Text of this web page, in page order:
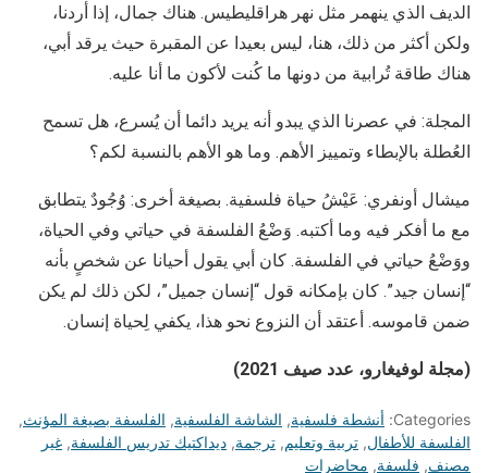
الديف الذي ينهمر مثل نهر هراقليطيس. هناك جمال، إذا أردنا،
ولكن أكثر من ذلك، هنا، ليس بعيدا عن المقبرة حيث يرقد أبي،
هناك طاقة تُرابية من دونها ما كُنت لأكون ما أنا عليه.
المجلة: في عصرنا الذي يبدو أنه يريد دائما أن يُسرع، هل تسمح
العُطلة بالإبطاء وتمييز الأهم. وما هو الأهم بالنسبة لكم؟
ميشال أونفري: عَيْشُ حياة فلسفية. بصيغة أخرى: وُجُودٌ يتطابق
مع ما أفكر فيه وما أكتبه. وَضْعُ الفلسفة في حياتي وفي الحياة،
ووَضْعُ حياتي في الفلسفة. كان أبي يقول أحيانا عن شخصٍ بأنه
“إنسان جيد”. كان بإمكانه قول “إنسان جميل”، لكن ذلك لم يكن
ضمن قاموسه. أعتقد أن النزوع نحو هذا، يكفي لِحياة إنسان.
(مجلة لوفيغارو، عدد صيف 2021)
Categories: أنشطة فلسفية, الشاشة الفلسفية, الفلسفة بصيغة المؤنث,
الفلسفة للأطفال, تربية وتعليم, ترجمة, ديداكتيك تدريس الفلسفة, غير
مصنف, فلسفة, محاضرات